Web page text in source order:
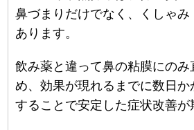
鼻づまりだけでなく、くしゃ
あります。
飲み薬と違って鼻の粘膜にのみ
め、効果が現れるまでに数日
することで安定した症状改善が